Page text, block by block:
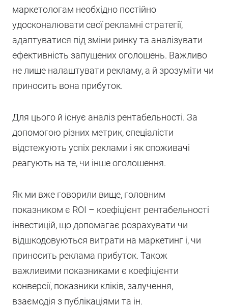
маркетологам необхідно постійно
удосконалювати свої рекламні стратегії,
адаптуватися під зміни ринку та аналізувати
ефективність запущених оголошень. Важливо
не лише налаштувати рекламу, а й зрозуміти чи
приносить вона прибуток.
Для цього й існує аналіз рентабельності. За
допомогою різних метрик, спеціалісти
відстежують успіх реклами і як споживачі
реагують на те, чи інше оголошення.
Як ми вже говорили вище, головним
показником є ROI – коефіцієнт рентабельності
інвестицій, що допомагає розрахувати чи
відшкодовуються витрати на маркетинг і, чи
приносить реклама прибуток. Також
важливими показниками є коефіцієнти
конверсії, показники кліків, залучення,
взаємодія з публікаціями та ін.